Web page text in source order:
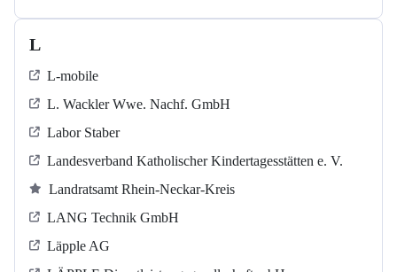
L
L-mobile
L. Wackler Wwe. Nachf. GmbH
Labor Staber
Landesverband Katholischer Kindertagesstätten e. V.
Landratsamt Rhein-Neckar-Kreis
LANG Technik GmbH
Läpple AG